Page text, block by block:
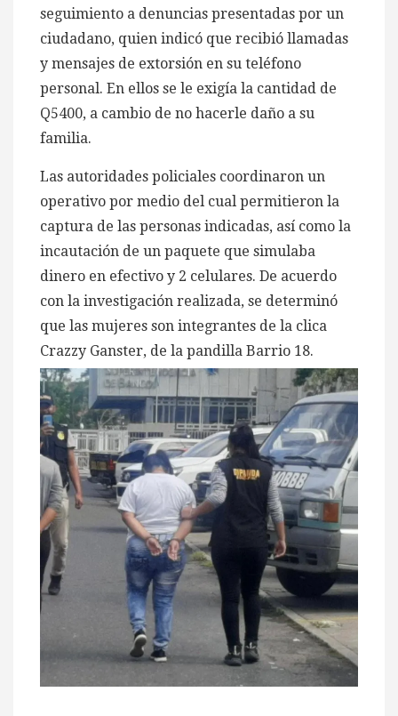
seguimiento a denuncias presentadas por un
ciudadano, quien indicó que recibió llamadas
y mensajes de extorsión en su teléfono
personal. En ellos se le exigía la cantidad de
Q5400, a cambio de no hacerle daño a su
familia.
Las autoridades policiales coordinaron un
operativo por medio del cual permitieron la
captura de las personas indicadas, así como la
incautación de un paquete que simulaba
dinero en efectivo y 2 celulares. De acuerdo
con la investigación realizada, se determinó
que las mujeres son integrantes de la clica
Crazzy Ganster, de la pandilla Barrio 18.